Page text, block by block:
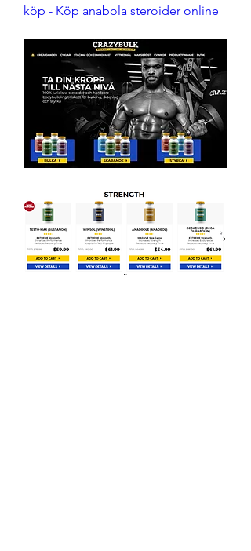
köp - Köp anabola steroider online